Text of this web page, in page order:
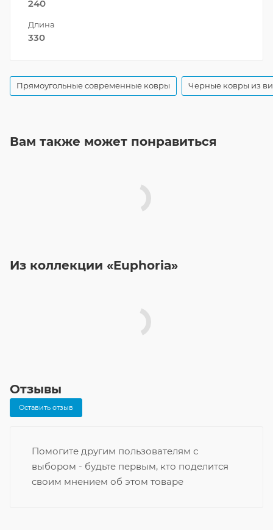
240
Длина
330
Прямоугольные современные ковры Черные ковры из
Вам также может понравиться
Из коллекции «Euphoria»
Отзывы
Оставить отзыв
Помогите другим пользователям с
выбором - будьте первым, кто поделится
своим мнением об этом товаре